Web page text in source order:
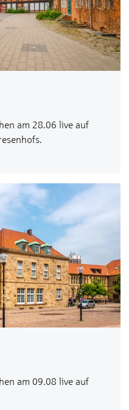
am 28.06 live auf
am 09.08 live auf